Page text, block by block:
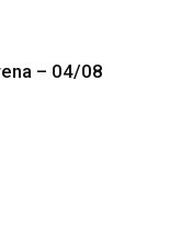
– 04/08